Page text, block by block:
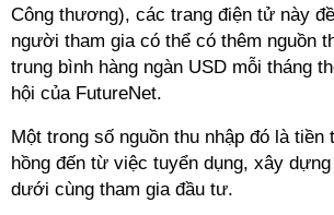
Công thương), các trang điện tử này
người tham gia có thể có thêm nguồn
trung bình hàng ngàn USD mỗi tháng
hội của FutureNet.
Một trong số nguồn thu nhập đó là tiền
hồng đến từ việc tuyển dụng, xây
dưới cùng tham gia đầu tư.